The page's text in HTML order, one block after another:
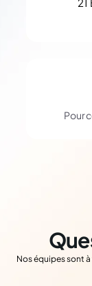
Pour
Nos équipes sont